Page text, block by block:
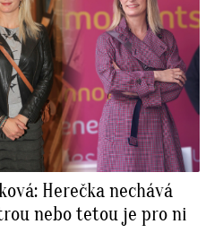
Herečka nechává
nebo tetou je pro ni